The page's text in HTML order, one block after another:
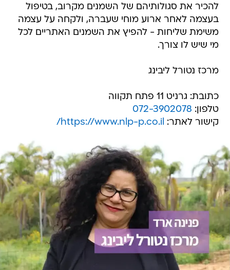
להכיר את סגולותיהם של השמנים מקרוב, בטיפול
בעצמה לאחר ארוע מוחי שעברה, ולקחה על עצמה
משימת שליחות - להפיץ את השמנים האתריים לכל
מי שיש לו צורך.
מרכז נטורל ליבינג
כתובת: גרניט 11 פתח תקווה
טלפון: 072-3902078
קישור לאתר: https://www.nlp-p.co.il/